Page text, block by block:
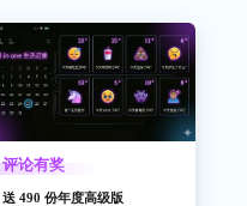
评论有奖
送 490 份年度高级版